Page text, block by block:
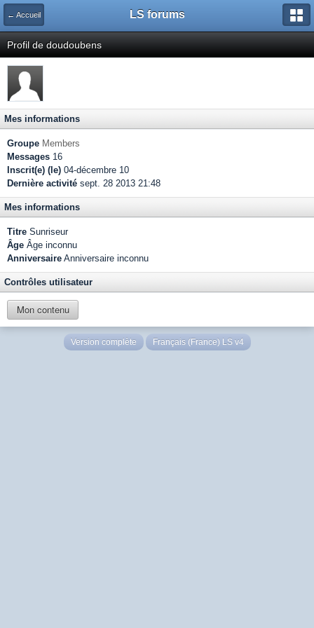
← Accueil LS forums
Profil de doudoubens
Mes informations
Groupe Members
Messages 16
Inscrit(e) (le) 04-décembre 10
Dernière activité sept. 28 2013 21:48
Mes informations
Titre Sunriseur
Âge Âge inconnu
Anniversaire Anniversaire inconnu
Contrôles utilisateur
Mon contenu
Version complète Français (France) LS v4